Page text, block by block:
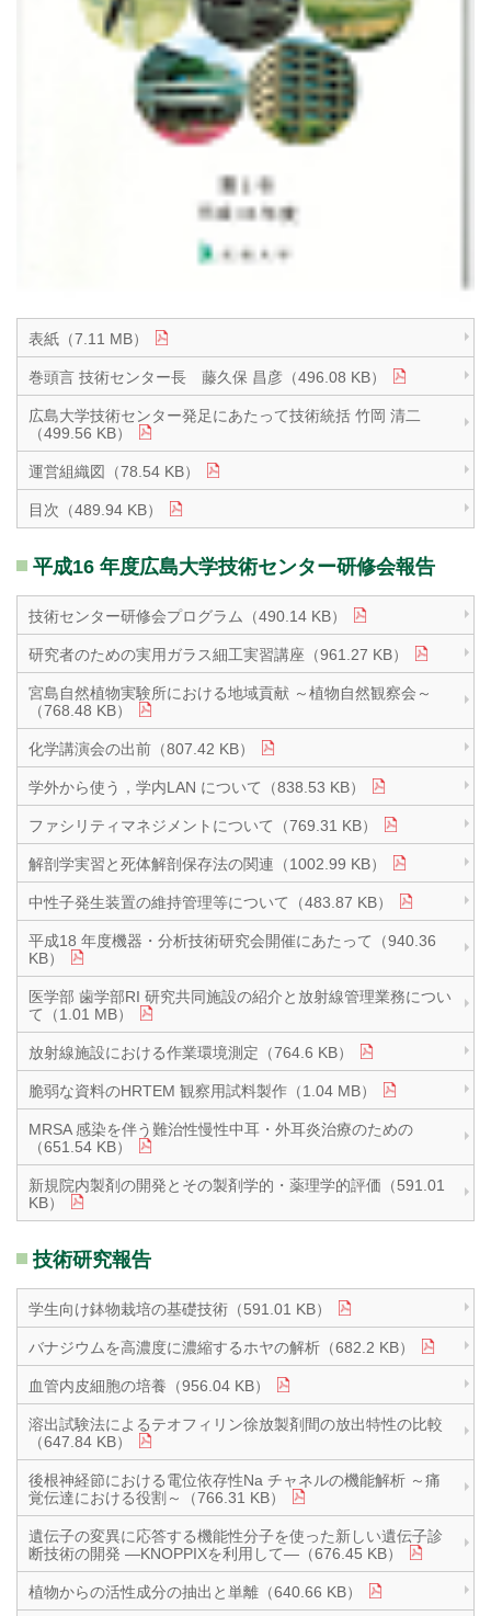
表紙（7.11 MB）
巻頭言 技術センター長 藤久保 昌彦（496.08 KB）
広島大学技術センター発足にあたって技術統括 竹岡 清二
（499.56 KB）
運営組織図（78.54 KB）
目次（489.94 KB）
平成16 年度広島大学技術センター研修会報告
技術センター研修会プログラム（490.14 KB）
研究者のための実用ガラス細工実習講座（961.27 KB）
宮島自然植物実験所における地域貢献 ～植物自然観察会～
（768.48 KB）
化学講演会の出前（807.42 KB）
学外から使う，学内LAN について（838.53 KB）
ファシリティマネジメントについて（769.31 KB）
解剖学実習と死体解剖保存法の関連（1002.99 KB）
中性子発生装置の維持管理等について（483.87 KB）
平成18 年度機器・分析技術研究会開催にあたって（940.36
KB）
医学部 歯学部RI 研究共同施設の紹介と放射線管理業務につい
て（1.01 MB）
放射線施設における作業環境測定（764.6 KB）
脆弱な資料のHRTEM 観察用試料製作（1.04 MB）
MRSA 感染を伴う難治性慢性中耳・外耳炎治療のための
（651.54 KB）
新規院内製剤の開発とその製剤学的・薬理学的評価（591.01
KB）
技術研究報告
学生向け鉢物栽培の基礎技術（591.01 KB）
バナジウムを高濃度に濃縮するホヤの解析（682.2 KB）
血管内皮細胞の培養（956.04 KB）
溶出試験法によるテオフィリン徐放製剤間の放出特性の比較
（647.84 KB）
後根神経節における電位依存性Na チャネルの機能解析 ～痛
覚伝達における役割～（766.31 KB）
遺伝子の変異に応答する機能性分子を使った新しい遺伝子診
断技術の開発 ―KNOPPIXを利用して―（676.45 KB）
植物からの活性成分の抽出と単離（640.66 KB）